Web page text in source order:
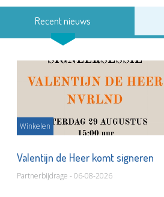
Recent nieuws
Winkelen
Valentijn de Heer komt signeren
Partnerbijdrage - 06-08-2026